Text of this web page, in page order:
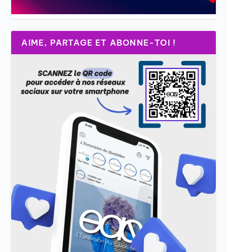
AIME, PARTAGE ET ABONNE-TOI !